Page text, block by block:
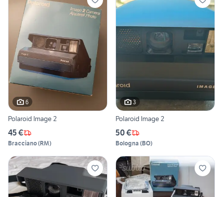
6
Polaroid Image 2
45 €
Bracciano(RM)
3
Polaroid Image 2
50 €
Bologna (BO)